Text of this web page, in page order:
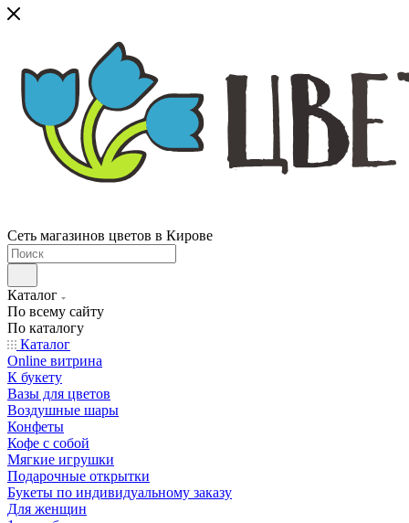
Сеть магазинов цветов в Кирове
Каталог
По всему сайту
По каталогу
Каталог
Online витрина
К букету
Вазы для цветов
Воздушные шары
Конфеты
Кофе с собой
Мягкие игрушки
Подарочные открытки
Букеты по индивидуальному заказу
Для женщин